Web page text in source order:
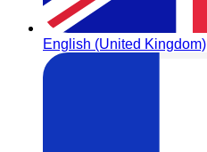
English (United Kingdom)